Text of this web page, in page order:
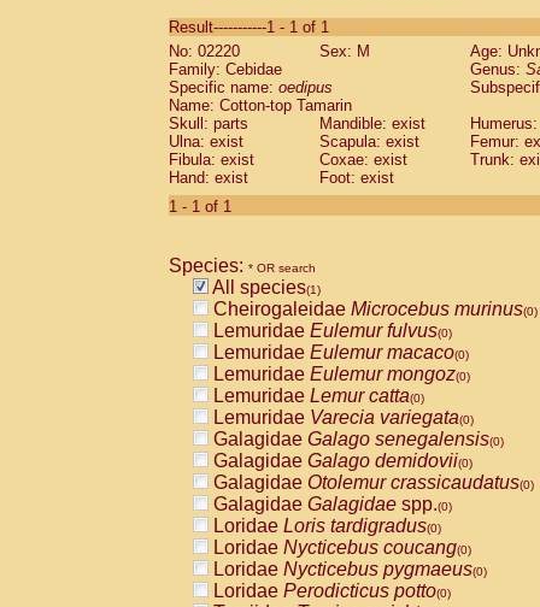
CebidaeSaguinus labiatus(0)
Cebidae Saguinus leucopus (0)
Cebidae
CebidaeSaguinus mystax
Cebidae Saguinus nigricollis (0)
Cebidae Saguinus oedipus
Cebidae Saguinus weddelli
Cebidae Saguinusspp.
Cebidae
CebidaeCebus capucinus
CebidaeCebus nigrivittatus
CebidaeCebus spp.(0)
CebidaeSaimiri boliviensis(0)
CebidaeSaimiri sciureus(0)
AtelidaeAlouatta caraya(0)
AtelidaeAlouatta fusca(0)
AtelidaeAlouatta seniculus(0)
AtelidaeAlouattaspp.(0)
AtelidaeAteles belzebuth(0)
AtelidaeAteles geoffroyi(0)
AtelidaeAteles paniscus(0)
AtelidaeAtelesspp.(0)
AtelidaeLagothrix lagothricha(0)
AtelidaeLagothrix lagothricha cana
PitheciidaeCacajao calvus
Result-----------1 - 1 of 1
No: 02220
Sex: M
Age:
Family: Cebidae
Genus:
Specific name: oedipus
Name: Cotton-top Tamarin
Skull: parts
Mandible: exist
Ulna: exist
Scapula: exist
Femur:
Fibula: exist
Coxae: exist
Trunk:
Hand: exist
Foot: exist
1 - 1 of 1
Species: * OR search
All species(1)
Cheirogaleidae Microcebus murinus(0)
Lemuridae Eulemur fulvus(0)
Lemuridae Eulemur macaco(0)
Lemuridae Eulemur mongoz(0)
Lemuridae Lemur catta(0)
Lemuridae Varecia variegata(0)
Galagidae Galago senegalensis(0)
Galagidae Galago demidovii(0)
Galagidae Otolemur crassicaudatus(0)
Galagidae Galagidae spp.(0)
Loridae Loris tardigradus(0)
Loridae Nycticebus coucang(0)
Loridae Nycticebus pygmaeus(0)
Loridae Perodicticus potto(0)